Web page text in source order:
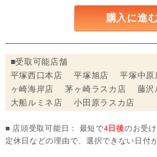
購入に進
■受取可能店舗
平塚西口本店 平塚旭店 平塚中
ヶ崎海岸店 茅ヶ崎ラスカ店 藤
大船ルミネ店 小田原ラスカ店
■ 店頭受取可能日： 最短で4日後のお受
定休日などの理由で、選択できない日付